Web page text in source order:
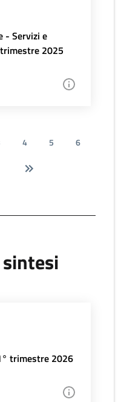
- Servizi e
2025
4 5
6
trimestre 2026